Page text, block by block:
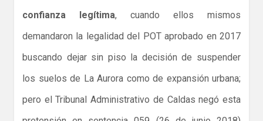
confianza legítima, cuando ellos mismos
demandaron la legalidad del POT aprobado en 2017
buscando dejar sin piso la decisión de suspender
los suelos de La Aurora como de expansión urbana;
pero el Tribunal Administrativo de Caldas negó esta